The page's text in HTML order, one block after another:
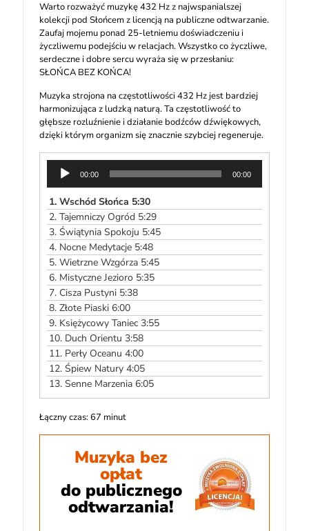
Warto rozważyć muzykę 432 Hz z najwspanialszej
kolekcji pod Słońcem z licencją na publiczne odtwarzanie.
Zaufaj mojemu ponad 25-letniemu doświadczeniu i
życzliwemu podejściu w relacjach. Wszystko co życzliwe,
serdeczne i dobre sercu wyraża się w przesłaniu:
SŁOŃCA BEZ KOŃCA!
Muzyka strojona na częstotliwości 432 Hz jest bardziej
harmonizująca z ludzką naturą. Ta częstotliwość to
głębsze rozluźnienie i działanie bodźców dźwiękowych,
dzięki którym organizm się znacznie szybciej regeneruje.
Odtwarzacz
plików
dźwiękowych
00:00 00:00
1.Wschód Słońca 5:30
2.Tajemniczy Ogród 5:29
3.Świątynia Spokoju 5:45
4. Nocne Medytacje 5:48
5.Wietrzne Wzgórza 5:45
6. Mistyczne Jezioro 5:35
7. Cisza Pustyni 5:38
8.Złote Piaski 6:00
9. Księżycowy Taniec 3:55
10. Duch Orientu 3:58
11. Perły Oceanu 4:00
12.Śpiew Natury 4:05
13.Senne Marzenia 6:05
Łączny czas: 67 minut
Muzyka bez
opłat
do publicznego
odtwarzania!